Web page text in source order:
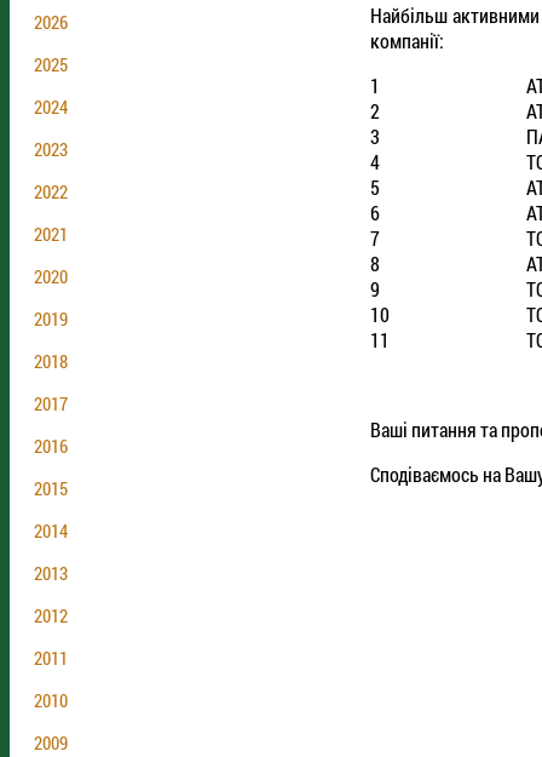
2026
2025
2024
2023
2022
2021
2020
2019
2018
2017
2016
2015
2014
2013
2012
2011
2010
2009
Найбільш
компанії:
1
2
3
4
5
6
7
8
9
10
11
Ваші питання та
Сподіваємось на